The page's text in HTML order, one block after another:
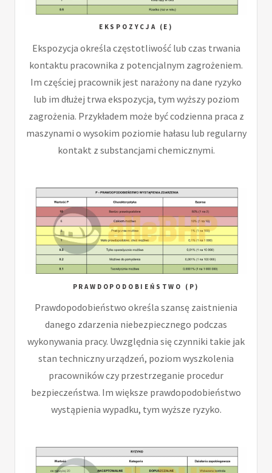
EKSPOZYCJA (E)
Ekspozycja określa częstotliwość lub czas trwania
kontaktu pracownika z potencjalnym zagrożeniem.
Im częściej pracownik jest narażony na dane ryzyko
lub im dłużej trwa ekspozycja, tym wyższy poziom
zagrożenia. Przykładem może być codzienna praca z
maszynami o wysokim poziomie hałasu lub regularny
kontakt z substancjami chemicznymi.
PRAWDOPODOBIEŃSTWO (P)
Prawdopodobieństwo określa szansę zaistnienia
danego zdarzenia niebezpiecznego podczas
wykonywania pracy. Uwzględnia się czynniki takie jak
stan techniczny urządzeń, poziom wyszkolenia
pracowników czy przestrzeganie procedur
bezpieczeństwa. Im większe prawdopodobieństwo
wystąpienia wypadku, tym wyższe ryzyko.